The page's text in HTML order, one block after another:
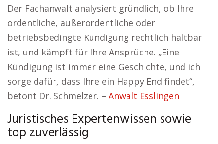
Der Fachanwalt analysiert gründlich, ob Ihre
ordentliche, außerordentliche oder
betriebsbedingte Kündigung rechtlich haltbar
ist, und kämpft für Ihre Ansprüche. „Eine
Kündigung ist immer eine Geschichte, und ich
sorge dafür, dass Ihre ein Happy End findet“,
betont Dr. Schmelzer. – Anwalt Esslingen
Juristisches Expertenwissen sowie
top zuverlässig